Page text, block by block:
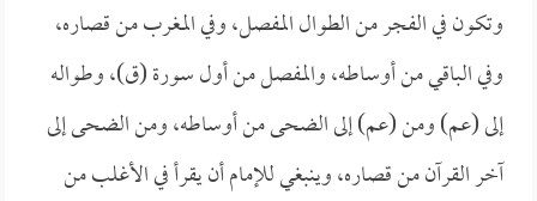
وتكون في الفجر من الطوال المفصل، وفي المغرب من قصاره،
وفي الباقي من أوساطه، والمفصل من أول سورة (ق)، وطواله
إلى (عم) ومن (عم) إلى الضحى من أوساطه، ومن الضحى إلى
آخر القرآن من قصاره، وينبغي للإمام أن يقرأ في الأغلب من